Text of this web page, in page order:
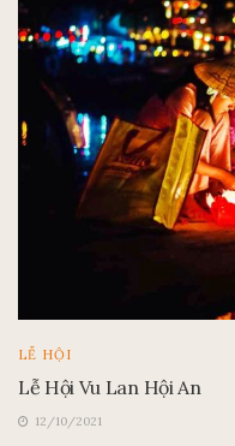
LỄ HỘI
Lễ Hội Vu Lan Hội An
12/10/2021